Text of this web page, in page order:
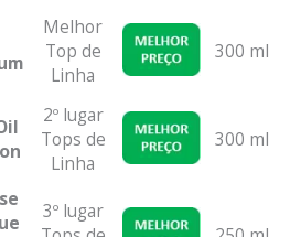
Melhor
Top de
Linha
300 ml
2º lugar
Tops de
Linha
300 ml
3º lugar